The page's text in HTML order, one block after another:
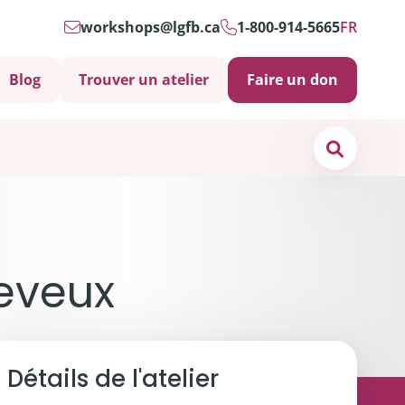
workshops@lgfb.ca 1-800-914-5665FR
Blog Trouver un atelier Faire un don
soins psychosociaux sont-ils importants?
et soutiens
Détails de l'atelier